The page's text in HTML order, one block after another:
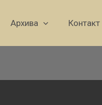
Архива Контакт